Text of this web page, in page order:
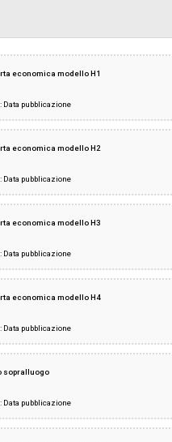
economica modello H1
Data pubblicazione
economica modello H2
Data pubblicazione
economica modello H3
Data pubblicazione
economica modello H4
Data pubblicazione
sopralluogo
Data pubblicazione